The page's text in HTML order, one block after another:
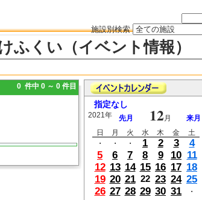
施設別検索
ふくい（イベント情報）
0 件中 0 ～ 0 件目
指定なし
2021年 先月 12月
来月
日
月 火 水 木 金
土
・
・ ・ 1 2 3
4
5
6 7 8 9 10 11
12 13 14 15 16 17 18
19 20 21 22 23 24 25
26 27 28 29 30 31 ・